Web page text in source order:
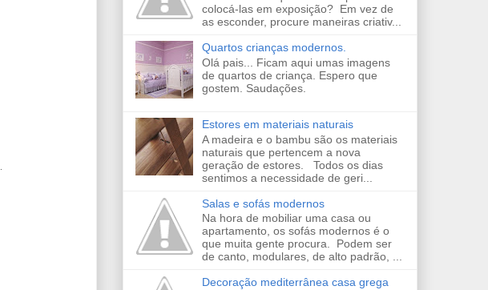
colocá-las em exposição? Em vez de
as esconder, procure maneiras criativ...
Quartos crianças modernos.
Olá pais... Ficam aqui umas imagens
de quartos de criança. Espero que
gostem. Saudações.
Estores em materiais naturais
A madeira e o bambu são os materiais
naturais que pertencem a nova
geração de estores. Todos os dias
sentimos a necessidade de geri...
Salas e sofás modernos
Na hora de mobiliar uma casa ou
apartamento, os sofás modernos é o
que muita gente procura. Podem ser
de canto, modulares, de alto padrão, ...
Decoração mediterrânea casa grega